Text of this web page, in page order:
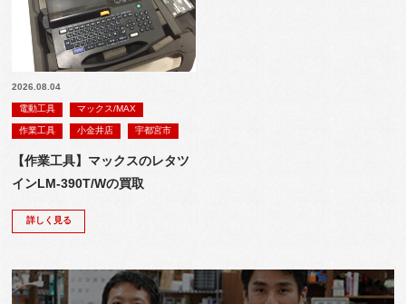
2026.08.04
電動工具 マックス/MAX
作業工具 小金井店 宇都宮市
【作業工具】マックスのレタツ
インLM-390T/Wの買取
詳しく見る